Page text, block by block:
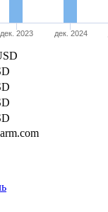
дек. 2023 дек. 2024